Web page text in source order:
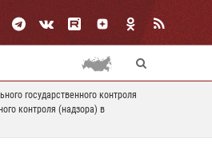
государственного контроля
контроля (надзора) в